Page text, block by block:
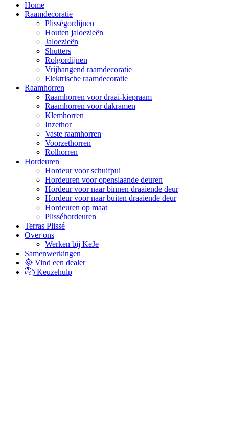
Home
Raamdecoratie
Plisségordijnen
Houten jaloezieën
Jaloezieën
Shutters
Rolgordijnen
Vrijhangend raamdecoratie
Elektrische raamdecoratie
Raamhorren
Raamhorren voor draai-kiepraam
Raamhorren voor dakramen
Klemhorren
Inzethor
Vaste raamhorren
Voorzethorren
Rolhorren
Hordeuren
Hordeur voor schuifpui
Hordeuren voor openslaande deuren
Hordeur voor naar binnen draaiende deur
Hordeur voor naar buiten draaiende deur
Hordeuren op maat
Plisséhordeuren
Terras Plissé
Over ons
Werken bij KeJe
Samenwerkingen
Vind een dealer
Keuzehulp